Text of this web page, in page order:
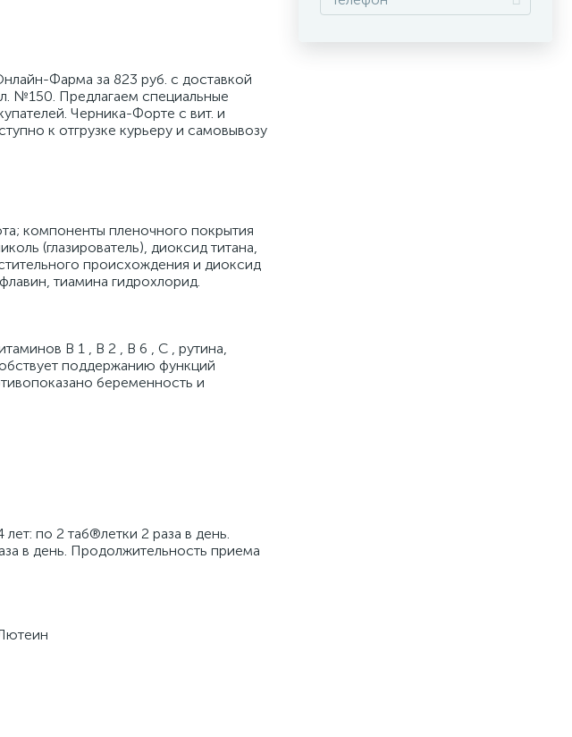
Фарма за 823 руб. с доставкой
№150. Предлагаем специальные
Черника-Форте с вит. и
к отгрузке курьеру и самовывозу
компоненты пленочного покрытия
(глазирователь), диоксид титана,
происхождения и диоксид
тиамина гидрохлорид.
В 1 , В 2 , В 6 , С , рутина,
поддержанию функций
беременность и
по 2 таб®летки 2 раза в день.
в день. Продолжительность приема